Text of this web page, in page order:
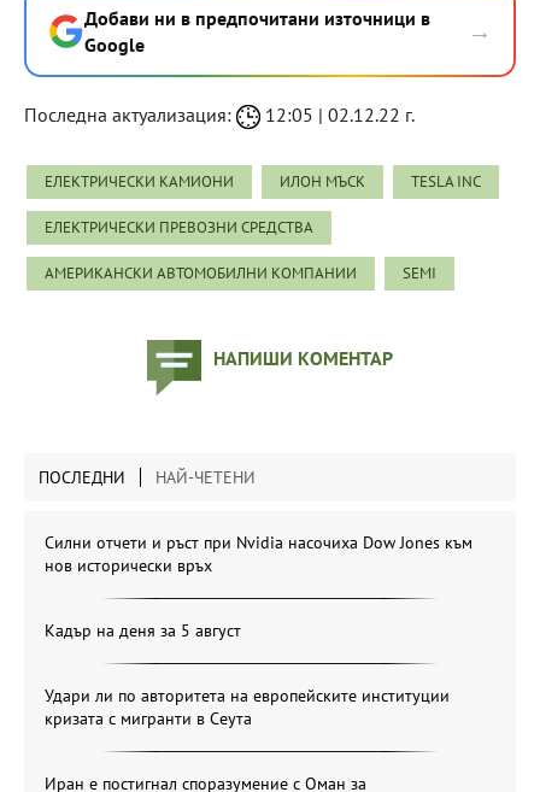
Добави ни в предпочитани източници в
Google
→
Последна актуализация: 12:05 | 02.12.22 г.
ЕЛЕКТРИЧЕСКИ КАМИОНИ ИЛОН МЪСК TESLA INC
ЕЛЕКТРИЧЕСКИ ПРЕВОЗНИ СРЕДСТВА
АМЕРИКАНСКИ АВТОМОБИЛНИ КОМПАНИИ SEMI
НАПИШИ КОМЕНТАР
ПОСЛЕДНИ НАЙ-ЧЕТЕНИ
Силни отчети и ръст при Nvidia насочиха Dow Jones към
нов исторически връх
Кадър на деня за 5 август
Удари ли по авторитета на европейските институции
кризата с мигранти в Сеута
Иран е постигнал споразумение с Оман за